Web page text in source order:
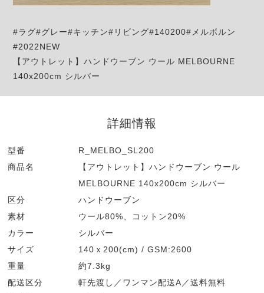
#ラグ#グレー#キッチン#リビング#140200#メルボルン
#2022NEW
【アウトレット】ハンドウーブン ウール MELBOURNE
140x200cm シルバー
詳細情報
型番
R_MELBO_SL200
商品名
【アウトレット】ハンドウーブン ウール
MELBOURNE 140x200cm シルバー
区分
ハンドウーブン
素材
ウール80%、コットン20%
カラー
シルバー
サイズ
140ｘ200(cm) / GSM:2600
重量
約7.3kg
配送区分
軒先渡し／ワンマン配送A／送料無料